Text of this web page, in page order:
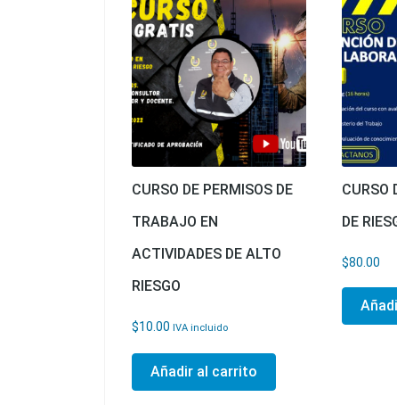
CURSO DE PERMISOS DE
TRABAJO EN
ACTIVIDADES DE ALTO
RIESGO
$10.00 IVA incluido
Añadir al carrito
CURSO
DE
$80.00